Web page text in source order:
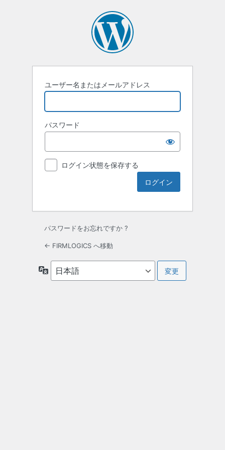
ユーザー名またはメールアドレス
パスワード
ログイン状態を保存する
パスワードをお忘れですか ?
← FIRMLOGICS へ移動
語